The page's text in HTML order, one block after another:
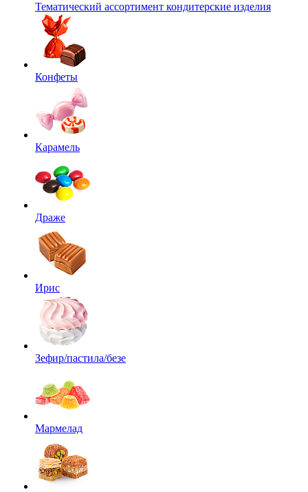
Тематический ассортимент кондитерские изделия
Конфеты
Карамель
Драже
Ирис
Зефир/пастила/безе
Мармелад